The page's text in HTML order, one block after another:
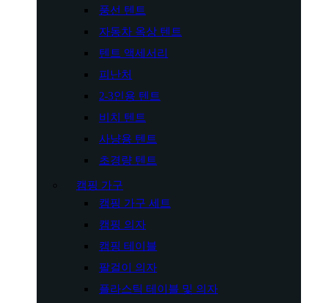
풍선 텐트
자동차 옥상 텐트
텐트 액세서리
피난처
2-3인용 텐트
비치 텐트
사냥용 텐트
초경량 텐트
캠핑 가구
캠핑 가구 세트
캠핑 의자
캠핑 테이블
팔걸이 의자
플라스틱 테이블 및 의자